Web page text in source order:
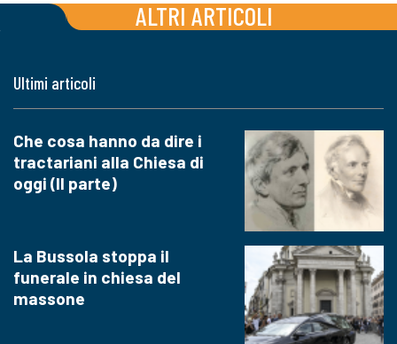
ALTRI ARTICOLI
Ultimi articoli
Che cosa hanno da dire i
tractariani alla Chiesa di
oggi (II parte)
La Bussola stoppa il
funerale in chiesa del
massone